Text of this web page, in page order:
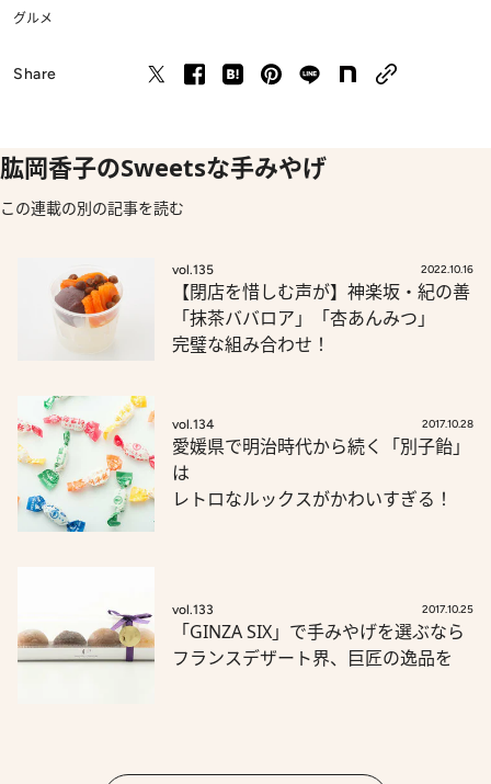
グルメ
Share
肱岡香子のSweetsな手みやげ
この連載の別の記事を読む
vol.135 2022.10.16
【閉店を惜しむ声が】神楽坂・紀の善
「抹茶ババロア」「杏あんみつ」
完璧な組み合わせ！
vol.134 2017.10.28
愛媛県で明治時代から続く「別子飴」
は
レトロなルックスがかわいすぎる！
vol.133 2017.10.25
「GINZA SIX」で手みやげを選ぶなら
フランスデザート界、巨匠の逸品を